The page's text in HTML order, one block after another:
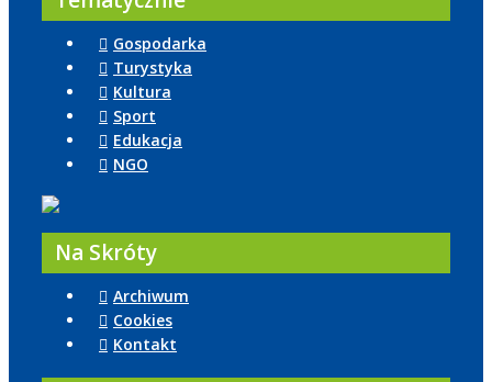
Gospodarka
Turystyka
Kultura
Sport
Edukacja
NGO
Na Skróty
Archiwum
Cookies
Kontakt